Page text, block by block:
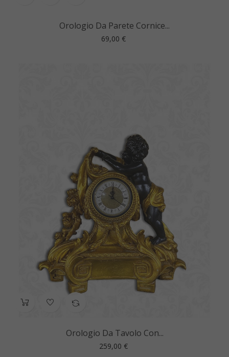
Orologio Da Parete Cornice...
Prezzo
69,00 €
Orologio Da Tavolo Con...
Prezzo
259,00 €